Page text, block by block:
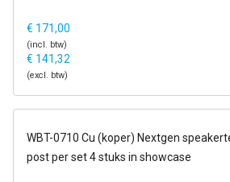
€ 171,00
(incl. btw)
€ 141,32
(excl. btw)
1-2 dagen
WBT-0710 Cu (koper) Nextgen
post per set 4 stuks in showcase